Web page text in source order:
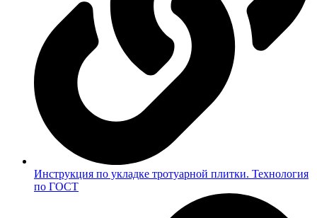
Инструкция по укладке тротуарной плитки. Технология
по ГОСТ